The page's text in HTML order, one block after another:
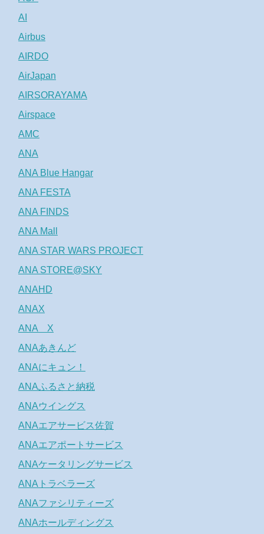
AI
Airbus
AIRDO
AirJapan
AIRSORAYAMA
Airspace
AMC
ANA
ANA Blue Hangar
ANA FESTA
ANA FINDS
ANA Mall
ANA STAR WARS PROJECT
ANA STORE@SKY
ANAHD
ANAX
ANA X
ANAあきんど
ANAにキュン！
ANAふるさと納税
ANAウイングス
ANAエアサービス佐賀
ANAエアポートサービス
ANAケータリングサービス
ANAトラベラーズ
ANAファシリティーズ
ANAホールディングス